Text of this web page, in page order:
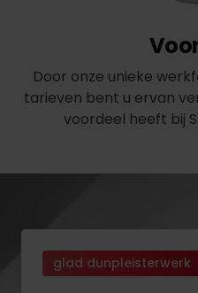
Door onze unieke
tarieven bent u ervan
voordeel heeft bij
glad dunpleisterwerk